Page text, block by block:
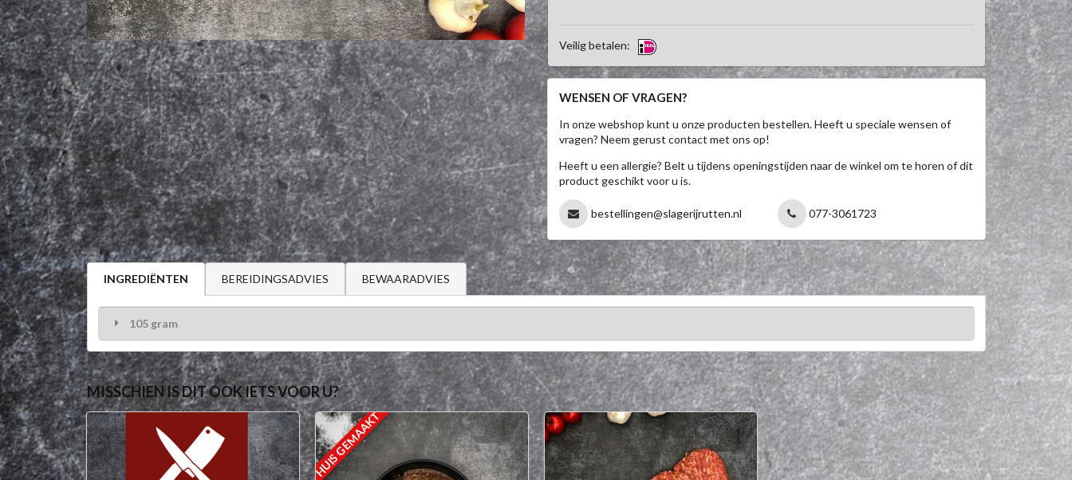
Veilig betalen:
WENSEN OF VRAGEN?
In onze webshop kunt u onze producten bestellen. Heeft u speciale wensen of
vragen? Neem gerust contact met ons op!
Heeft u een allergie? Belt u tijdens openingstijden naar de winkel om te horen of dit
product geschikt voor u is.
bestellingen@slagerijrutten.nl 077-3061723
INGREDIËNTEN BEREIDINGSADVIES BEWAARADVIES
105 gram
MISSCHIEN IS DIT OOK IETS VOOR U?
HUIS GEMAAKT